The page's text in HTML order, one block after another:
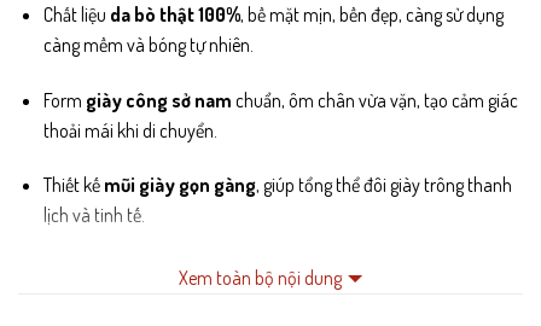
Chất liệu da bò thật 100%, bề mặt mịn, bền đẹp, càng sử dụng
càng mềm và bóng tự nhiên.
Form giày công sở nam chuẩn, ôm chân vừa vặn, tạo cảm giác
thoải mái khi di chuyển.
Thiết kế mũi giày gọn gàng, giúp tổng thể đôi giày trông thanh
lịch và tinh tế.
Lót trong êm ái, hạn chế hầm bí, phù hợp mang lâu trong ngày.
Xem toàn bộ nội dung